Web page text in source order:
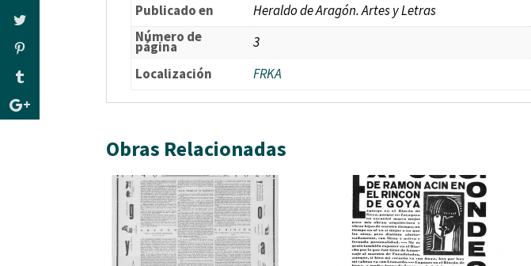
Publicado en
Heraldo de Aragón. Artes y Letras
Número de
página
3
Localización
FRKA
Obras Relacionadas